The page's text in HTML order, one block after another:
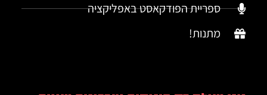
ספריית הפודקאסט באפליקציה
מתנות!